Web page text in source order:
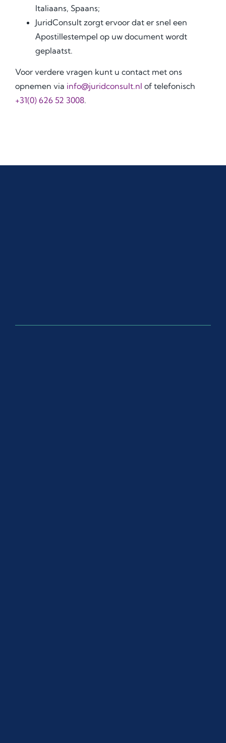
Italiaans, Spaans;
JuridConsult zorgt ervoor dat er snel een
Аpostillestempel op uw document wordt
geplaatst.
Voor verdere vragen kunt u contact met ons
opnemen via info@juridconsult.nl of telefonisch
+31(0) 626 52 3008.